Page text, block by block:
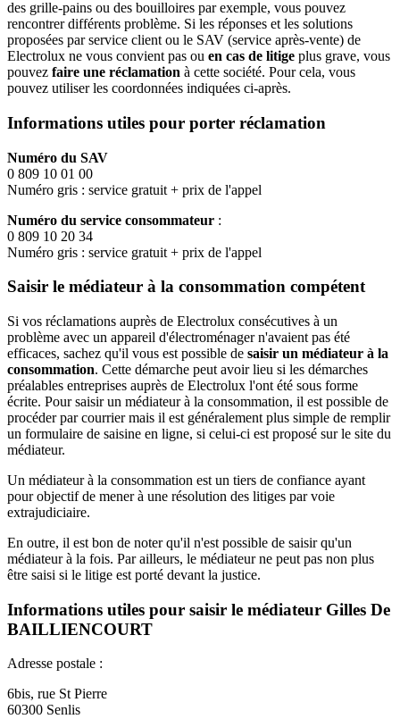
des grille-pains ou des bouilloires par exemple, vous pouvez
rencontrer différents problème. Si les réponses et les solutions
proposées par service client ou le SAV (service après-vente) de
Electrolux ne vous convient pas ou en cas de litige plus grave, vous
pouvez faire une réclamation à cette société. Pour cela, vous
pouvez utiliser les coordonnées indiquées ci-après.
Informations utiles pour porter réclamation
Numéro du SAV
0 809 10 01 00
Numéro gris : service gratuit + prix de l'appel
Numéro du service consommateur :
0 809 10 20 34
Numéro gris : service gratuit + prix de l'appel
Saisir le médiateur à la consommation compétent
Si vos réclamations auprès de Electrolux consécutives à un
problème avec un appareil d'électroménager n'avaient pas été
efficaces, sachez qu'il vous est possible de saisir un médiateur à la
consommation. Cette démarche peut avoir lieu si les démarches
préalables entreprises auprès de Electrolux l'ont été sous forme
écrite. Pour saisir un médiateur à la consommation, il est possible de
procéder par courrier mais il est généralement plus simple de remplir
un formulaire de saisine en ligne, si celui-ci est proposé sur le site du
médiateur.
Un médiateur à la consommation est un tiers de confiance ayant
pour objectif de mener à une résolution des litiges par voie
extrajudiciaire.
En outre, il est bon de noter qu'il n'est possible de saisir qu'un
médiateur à la fois. Par ailleurs, le médiateur ne peut pas non plus
être saisi si le litige est porté devant la justice.
Informations utiles pour saisir le médiateur Gilles De
BAILLIENCOURT
Adresse postale :
6bis, rue St Pierre
60300 Senlis